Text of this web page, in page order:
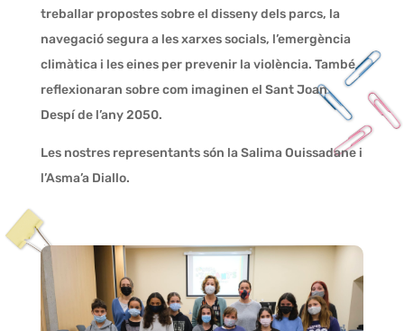
treballar propostes sobre el disseny dels parcs, la
navegació segura a les xarxes socials, l’emergència
climàtica i les eines per prevenir la violència. També
reflexionaran sobre com imaginen el Sant Joan
Despí de l’any 2050.
Les nostres representants són la Salima Ouissadane i
l’Asma’a Diallo.